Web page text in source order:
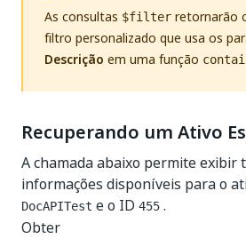
As consultas $filter retornarão
filtro personalizado que usa os
Descrição em uma função
Recuperando um Ativo
A chamada abaixo permite exibir
informações disponíveis para o
DocAPITest e o ID 455 .
Obter